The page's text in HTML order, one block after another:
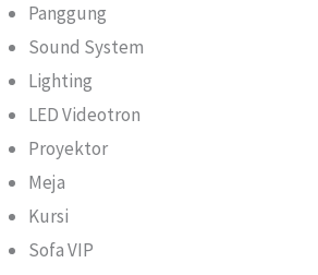
Panggung
Sound System
Lighting
LED Videotron
Proyektor
Meja
Kursi
Sofa VIP